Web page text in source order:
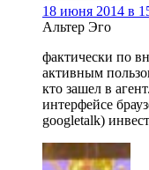
18 июня 2014 в
Альтер Эго
фактически по
активным
кто зашел в
интерфейсе
googletalk)